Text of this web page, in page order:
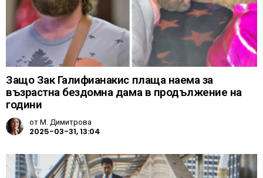
Защо Зак Галифианакис плаща наема за
възрастна бездомна дама в продължение на
години
отМ. Димитрова
2025-03-31, 13:04